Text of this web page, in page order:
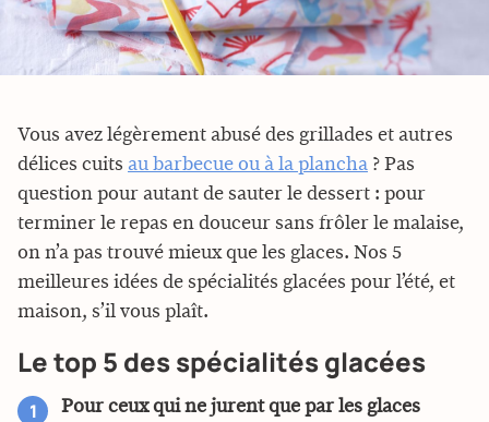
Vous avez légèrement abusé des grillades et autres
délices cuits au barbecue ou à la plancha ? Pas
question pour autant de sauter le dessert : pour
terminer le repas en douceur sans frôler le malaise,
on n’a pas trouvé mieux que les glaces. Nos 5
meilleures idées de spécialités glacées pour l’été, et
maison, s’il vous plaît.
Le top 5 des spécialités glacées
Pour ceux qui ne jurent que par les glaces